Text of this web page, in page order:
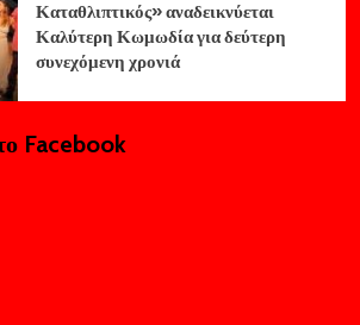
Καταθλιπτικός» αναδεικνύεται
Καλύτερη Κωμωδία για δεύτερη
συνεχόμενη χρονιά
Facebook